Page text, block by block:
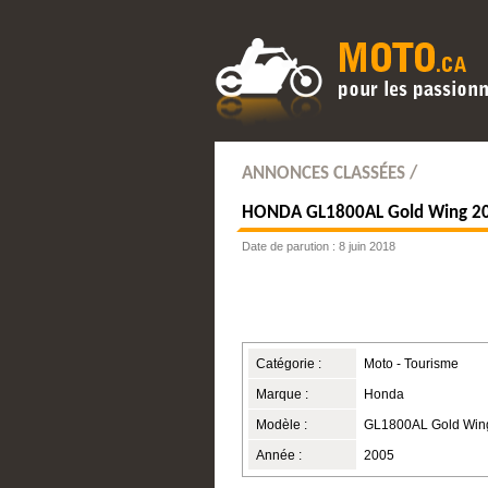
ANNONCES CLASSÉES /
HONDAGL1800AL Gold Wing
Date de parution : 8 juin 2018
Catégorie : Moto - Tourisme
Marque : Honda
Modèle : GL1800AL Gold
Année : 2005